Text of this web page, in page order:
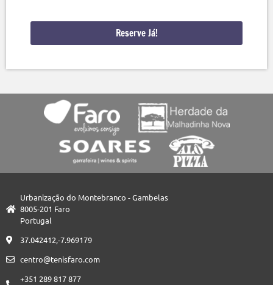
Reserve Já!
Urbanização do Montebranco - Gambelas
8005-201 Faro
Portugal
37.042412,-7.969179
centro@tenisfaro.com
+351 289 817 877